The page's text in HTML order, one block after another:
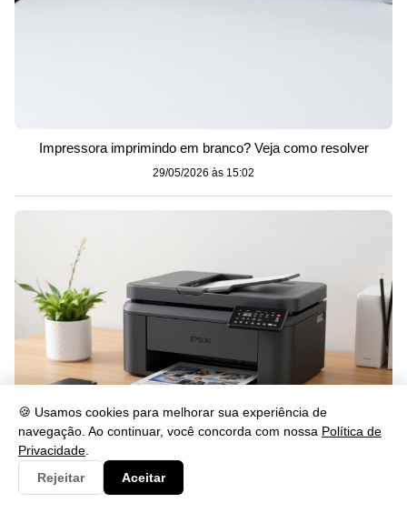
🍪 Usamos cookies para melhorar sua experiência de
navegação. Ao continuar, você concorda com nossa Política de
Privacidade
Rejeitar
Aceitar
Impressora imprimindo em branco? Veja como resolver
29/05/2026 às 15:02
Como Instalar o Drive L4260 Passo a Passo
29/05/2026 às 15:02